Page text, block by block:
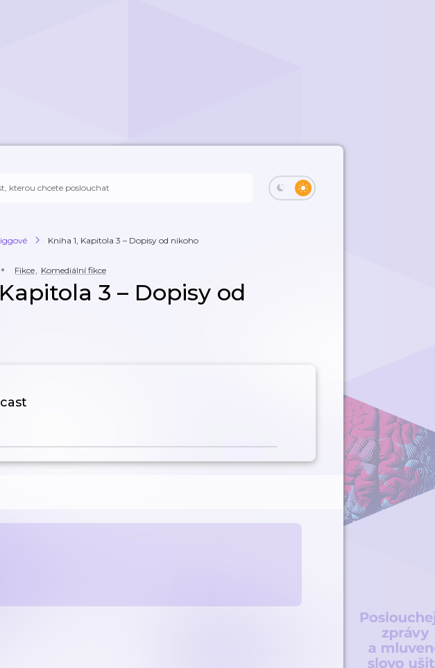
Kniha 1, Kapitola 3 – Dopisy od nikoho
Fikce, Komediální fikce
3 – Dopisy od